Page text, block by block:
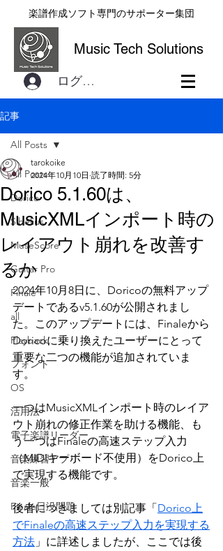
楽譜作成ソフト専門のサポーター集団
Music Tech Solutions
ログイン
記事
All Posts
Dorico
Sibelius
MuseScore
Guitar Pro
Finale
all
Playback
フォント
OS
活用法
電子楽譜リーダー
音楽練習アプリ
音楽一般
Finale日没問題
All Posts
Dorico 5.1.60は、
MusicXMLインポート時の
レイアウト崩れを改善す
るか
tarokoike
2024年10月10日 読了時間: 5分
2024年10月8日に、Doricoの無料アップ
デートであるv5.1.60が公開されまし
た。このアップデートには、Finaleから
Doricoに乗り換えたユーザーにとって
重要な二つの機能が追加されていま
す。
一つはMusicXMLインポート時のレイア
ウト崩れの修正作業を助ける機能、も
う一つはFinaleの高速ステップ入力
（MIDIキーボード不使用）をDorico上
で実現する機能です。
後者につきましては別記事「Dorico上
でFinaleの高速ステップ入力を実現する
方法 」に詳述しましたが、ここでは後